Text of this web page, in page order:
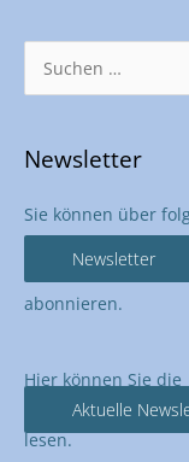
Bitte lasse dieses
Newsletter
Sie können über
Newsletter
abonnieren.
Hier können Sie die
Aktuelle
lesen.